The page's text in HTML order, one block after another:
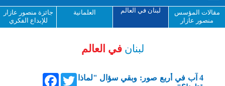
مقالات المؤسس
منصور عازار
لبنان في العالم العلمانية
جائزة منصور عازار
للإبداع الفكري
لبنان في العالم
FacebookTwitter 4 آب في أربع صور: وبقي سؤال "لماذا